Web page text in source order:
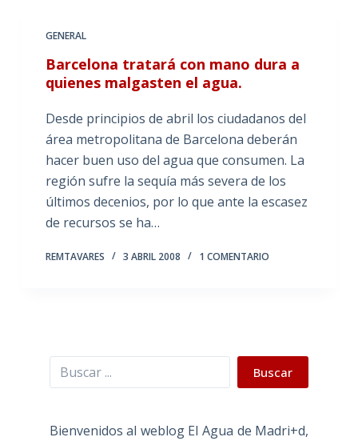
GENERAL
Barcelona tratará con mano dura a
quienes malgasten el agua.
Desde principios de abril los ciudadanos del
área metropolitana de Barcelona deberán
hacer buen uso del agua que consumen. La
región sufre la sequía más severa de los
últimos decenios, por lo que ante la escasez
de recursos se ha…
REMTAVARES 3 ABRIL 2008 1 COMENTARIO
Buscar Buscar
Bienvenidos al weblog El Agua de Madri+d,